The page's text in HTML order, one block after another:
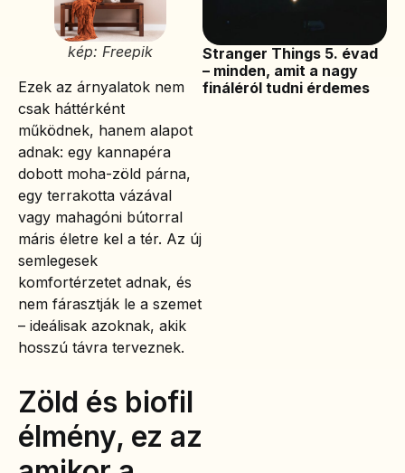
kép: Freepik
Ezek az árnyalatok nem
csak háttérként
működnek, hanem alapot
adnak: egy kannapéra
dobott moha-zöld párna,
egy terrakotta vázával
vagy mahagóni bútorral
máris életre kel a tér. Az új
semlegesek
komfortérzetet adnak, és
nem fárasztják le a szemet
– ideálisak azoknak, akik
hosszú távra terveznek.
Zöld és biofil
élmény, ez az
Stranger Things 5. évad
– minden, amit a nagy
fináléról tudni érdemes